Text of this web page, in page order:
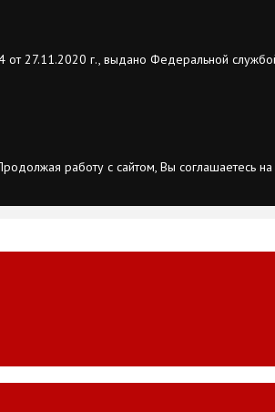
27.11.2020 г., выдано Федеральной
работу с сайтом, Вы соглашаетесь